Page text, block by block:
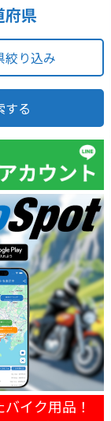
府県
絞り込み
する
イク用品！